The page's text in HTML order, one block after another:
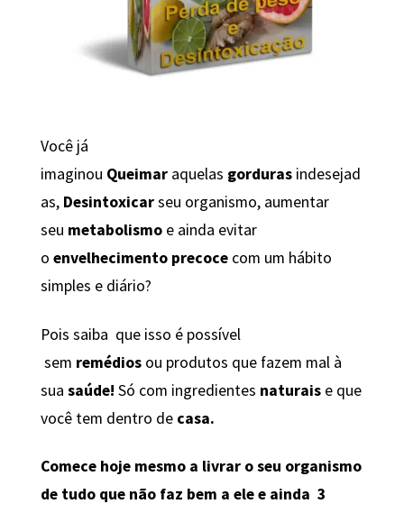
Você já
imaginou Queimaraquelas gorduras indesejad
as, Desintoxicarseu organismo, aumentar
seu metabolismo e ainda evitar
o envelhecimento precocecom um hábito
simples e diário?
Pois saiba que isso é possível
sem remédios ou produtos que fazem mal à
sua saúde! Só com ingredientes naturais e que
você tem dentro decasa.
Comece hoje mesmo a livrar o seu organismo
de tudo que não faz bem a ele e ainda 3